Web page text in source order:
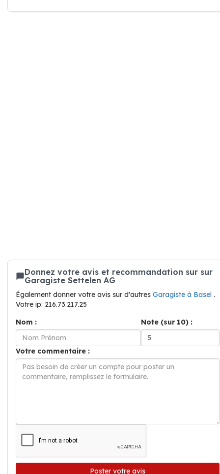
Donnez votre avis et recommandation sur sur
Garagiste Settelen AG
Également donner votre avis sur d'autres Garagiste à Basel .
Votre ip: 216.73.217.25
Nom :
Note (sur 10) :
Votre commentaire :
Poster votre avis